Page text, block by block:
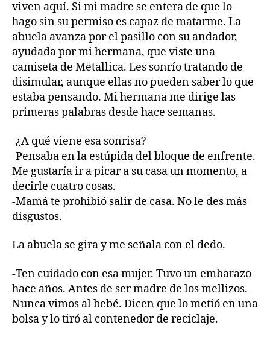
viven aquí. Si mi madre se entera de que lo
hago sin su permiso es capaz de matarme. La
abuela avanza por el pasillo con su andador,
ayudada por mi hermana, que viste una
camiseta de Metallica. Les sonrío tratando de
disimular, aunque ellas no pueden saber lo que
estaba pensando. Mi hermana me dirige las
primeras palabras desde hace semanas.
-¿A qué viene esa sonrisa?
-Pensaba en la estúpida del bloque de enfrente.
Me gustaría ir a picar a su casa un momento, a
decirle cuatro cosas.
-Mamá te prohibió salir de casa. No le des más
disgustos.
La abuela se gira y me señala con el dedo.
-Ten cuidado con esa mujer. Tuvo un embarazo
hace años. Antes de ser madre de los mellizos.
Nunca vimos al bebé. Dicen que lo metió en una
bolsa y lo tiró al contenedor de reciclaje.